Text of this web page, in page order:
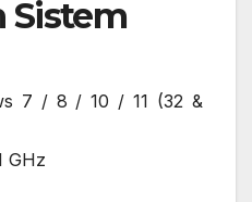
Sistem
7 / 8 / 10 / 11 (32 &
GHz